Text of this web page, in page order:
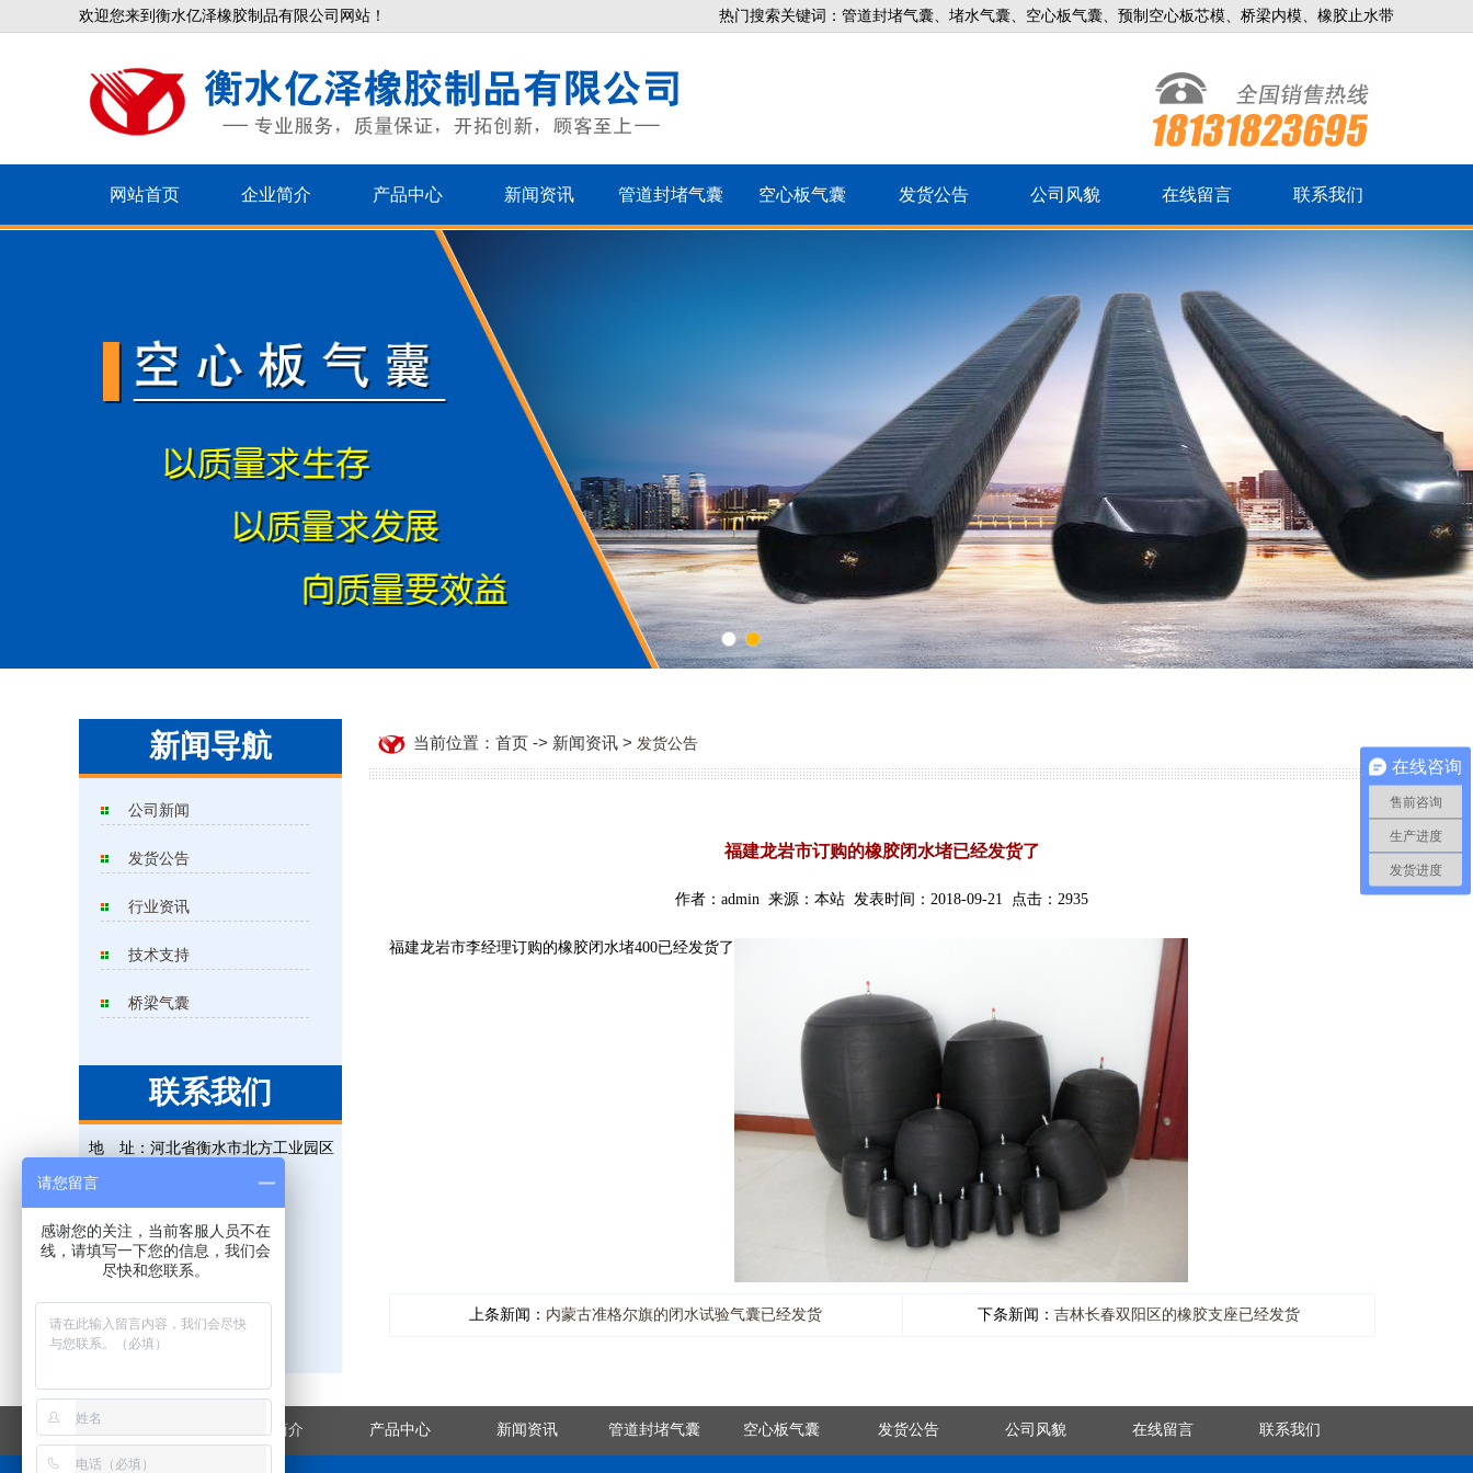
欢迎您来到衡水亿泽橡胶制品有限公司网站！ 热门搜索关键词：管道封堵气囊、堵水气囊、空心板气囊、预制空心板芯模、桥梁内模、橡胶止水带
网站首页 企业简介 产品中心 新闻资讯 管道封堵气囊 空心板气囊 发货公告 公司风貌 在线留言 联系我们
1
新闻导航
公司新闻
发货公告
行业资讯
技术支持
桥梁气囊
联系我们
地 址： 河北省衡水市北方工业园区
电 话：
手 机：18131823695
传 真：0318-5225315
网 址：www.hsxjgs.com
当前位置：首页 -> 新闻资讯 > 发货公告
福建龙岩市订购的橡胶闭水堵已经发货了
作者：admin 来源：本站 发表时间：2018-09-21 点击：2935
福建龙岩市李经理订购的橡胶闭水堵400已经发货了
上条新闻： 内蒙古准格尔旗的闭水试验气囊已经发货 下条新闻： 吉林长春双阳区的橡胶支座已经发货
企业简介 产品中心 新闻资讯 管道封堵气囊 空心板气囊 发货公告 公司风貌 在线留言 联系我们
在线咨询
售前咨询
生产进度
发货进度
请您留言
感谢您的关注，当前客服人员不在
线，请填写一下您的信息，我们会
尽快和您联系。